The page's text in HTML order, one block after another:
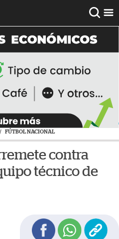
/ FÚTBOL NACIONAL
contra
técnico de